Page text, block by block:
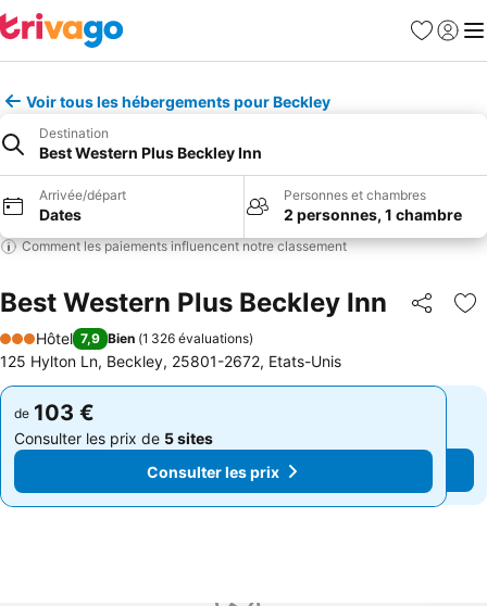
Favoris
Se
Voir tous les hébergements pour Beckley
Destination
Best Western Plus Beckley Inn
Arrivée/départ
Dates
Personnes et chambres
2 personnes, 1 chambre
Comment les paiements influencent notre classement
Best Western Plus Beckley Inn Partager
3 Étoiles
Hôtel 7,9 Bien (1 326 évaluations)
125 Hylton Ln, Beckley, 25801-2672, Etats-Unis
de 103 €
Consulter les prix de 5 sites
Consulter les prix
de 103 €
Consulter les prix de 5 sites
Consulter les prix